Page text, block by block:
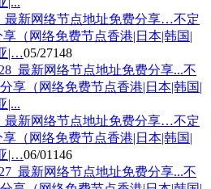
最新网络节点地址免费分享…不定
（网络免费节点香港|日本|韩国|
|…05/27148
最新网络节点地址免费分享…不定
（网络免费节点香港|日本|韩国|
|…06/01 146